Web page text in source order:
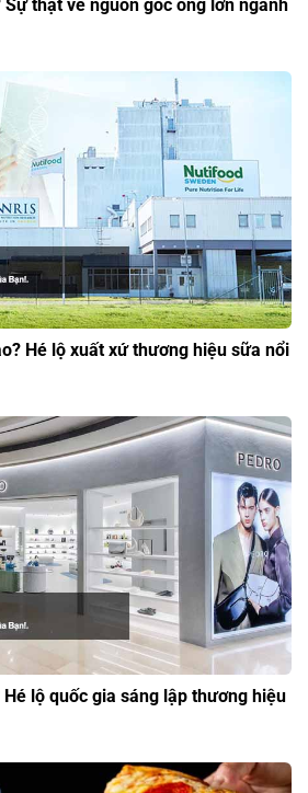
Sự thật về nguồn gốc ông lớn ngành
Hé lộ xuất xứ thương hiệu sữa nổi
lộ quốc gia sáng lập thương hiệu